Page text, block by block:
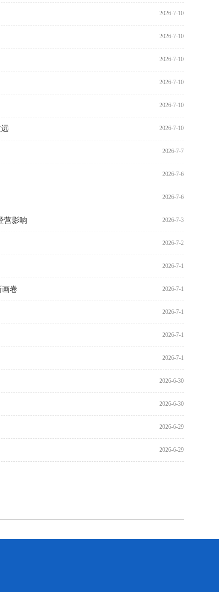
2026-7-10
2026-7-10
2026-7-10
2026-7-10
2026-7-10
2026-7-10
2026-7-7
2026-7-6
2026-7-6
2026-7-3
营影响
2026-7-2
2026-7-1
2026-7-1
卷
2026-7-1
2026-7-1
2026-7-1
2026-6-30
2026-6-30
2026-6-29
2026-6-29